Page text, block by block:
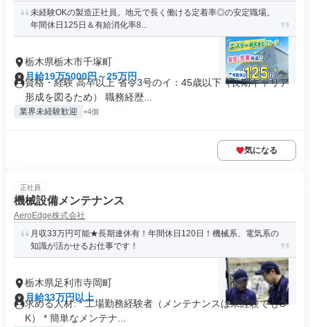
未経験OKの製造正社員。地元で長く働ける定着率◎の安定職場。
年間休日125日＆有給消化率8...
栃木県栃木市千塚町
月給19万5000円～25万円
資格・経験 高卒以上 省令3号のイ：45歳以下（長期キャリア
形成を図るため） 職務経歴...
業界未経験歓迎 +4個
気になる
正社員
機械設備メンテナンス
AeroEdge株式会社
月収33万円可能★長期連休有！年間休日120日！機械系、電気系の
知識が活かせるお仕事です！
栃木県足利市寺岡町
月給33万円以上
求める人材: * 工場勤務経験者（メンテナンスは未経験でもO
K） * 簡単なメンテナ...